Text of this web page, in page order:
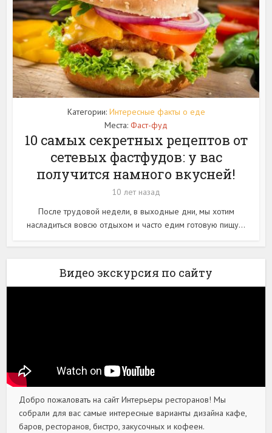
Категории: Интересные факты о еде
Места: Фаст-фуд
10 самых секретных рецептов от
сетевых фастфудов: у вас
получится намного вкусней!
10 лет назад
После трудовой недели, в выходные дни, мы хотим
насладиться вовсю отдыхом и часто едим готовую пищу...
Видео экскурсия по сайту
Добро пожаловать на сайт Интерьеры ресторанов! Мы
собрали для вас самые интересные варианты дизайна кафе,
баров, ресторанов, бистро, закусочных и кофеен.